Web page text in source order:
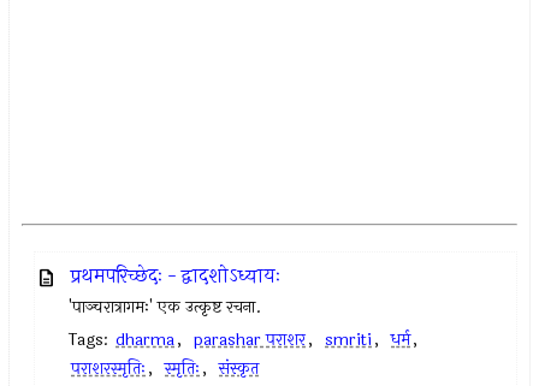
प्रथमपरिच्छेदः - द्वादशोऽध्यायः
'पाञ्चरात्रागमः' एक उत्कृष्ट रचना.
Tags: dharma, parashar पराशर, smriti, धर्म,
पराशरस्मृतिः, स्मृतिः, संस्कृत